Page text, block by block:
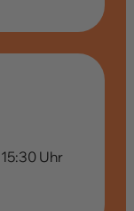
Uhr